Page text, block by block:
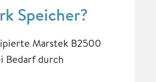
Speicher?
Marstek B2500
Bedarf durch